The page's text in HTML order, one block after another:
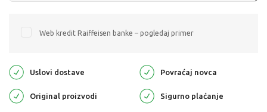
Web kredit Raiffeisen banke – pogledaj primer
Uslovi dostave Povraćaj novca
Original proizvodi Sigurno plaćanje